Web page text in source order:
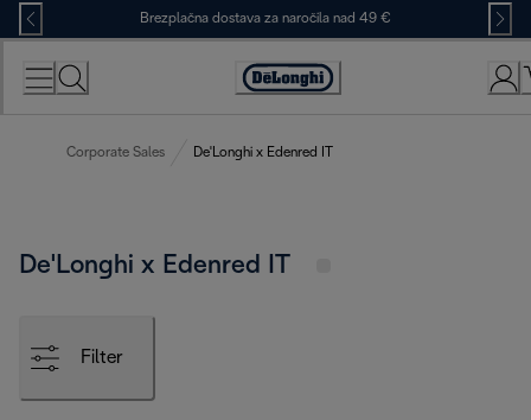
Skip
to
Content
Brezplačna dostava za naročila nad 49 €
Accessibility
Corporate Sales De'Longhi x Edenred IT
De'Longhi x Edenred IT
Filter